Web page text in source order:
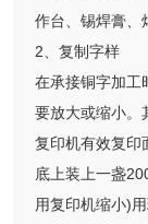
作台、锡焊膏、
2、复制字样
在承接铜字加工
要放大或缩小。
复印机有效复印
底上装上一盏
用复印机缩小)